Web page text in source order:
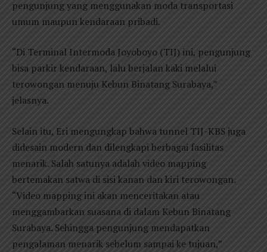
pengunjung yang menggunakan moda transportasi
umum maupun kendaraan pribadi.
“Di Terminal Intermoda Joyoboyo (TIJ) ini, pengunjung
bisa parkir kendaraan, lalu berjalan kaki melalui
terowongan menuju Kebun Binatang Surabaya,”
jelasnya.
Selain itu, Eri mengungkap bahwa tunnel TIJ-KBS juga
didesain modern dan dilengkapi berbagai fasilitas
menarik. Salah satunya adalah video mapping
bertemakan satwa di sisi kanan dan kiri terowongan.
“Video mapping ini akan menceritakan atau
menggambarkan suasana di dalam Kebun Binatang
Surabaya. Sehingga pengunjung mendapatkan
pengalaman menarik sebelum sampai ke tujuan,”